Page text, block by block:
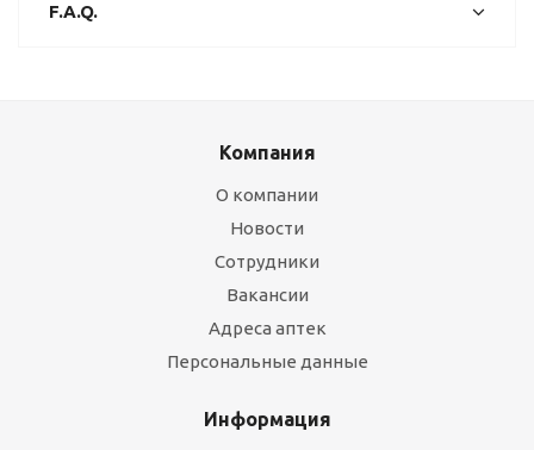
F.A.Q.
Компания
О компании
Новости
Сотрудники
Вакансии
Адреса аптек
Персональные данные
Информация